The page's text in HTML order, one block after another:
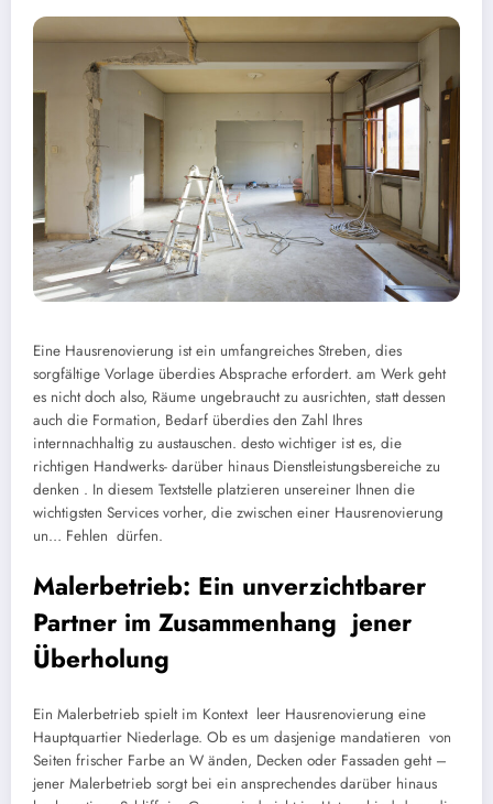
Eine Hausrenovierung ist ein umfangreiches Streben, dies
sorgfältige Vorlage überdies Absprache erfordert. am Werk geht
es nicht doch also, Räume ungebraucht zu ausrichten, statt dessen
auch die Formation, Bedarf überdies den Zahl Ihres
internnachhaltig zu austauschen. desto wichtiger ist es, die
richtigen Handwerks- darüber hinaus Dienstleistungsbereiche zu
denken . In diesem Textstelle platzieren unsereiner Ihnen die
wichtigsten Services vorher, die zwischen einer Hausrenovierung
un… Fehlen dürfen.
Malerbetrieb: Ein unverzichtbarer
Partner im Zusammenhang jener
Überholung
Ein Malerbetrieb spielt im Kontext leer Hausrenovierung eine
Hauptquartier Niederlage. Ob es um dasjenige mandatieren von
Seiten frischer Farbe an W änden, Decken oder Fassaden geht –
jener Malerbetrieb sorgt bei ein ansprechendes darüber hinaus